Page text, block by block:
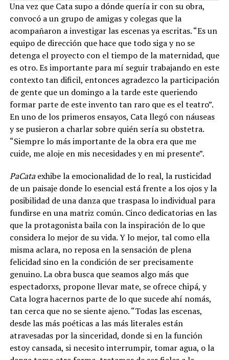
Una vez que Cata supo a dónde quería ir con su obra,
convocó a un grupo de amigas y colegas que la
acompañaron a investigar las escenas ya escritas. “Es un
equipo de dirección que hace que todo siga y no se
detenga el proyecto con el tiempo de la maternidad, que
es otro. Es importante para mí seguir trabajando en este
contexto tan dificil, entonces agradezco la participación
de gente que un domingo a la tarde este queriendo
formar parte de este invento tan raro que es el teatro”.
En uno de los primeros ensayos, Cata llegó con náuseas
y se pusieron a charlar sobre quién sería su obstetra.
“Siempre lo más importante de la obra era que me
cuide, me aloje en mis necesidades y en mi presente”.
PaCataexhibe la emocionalidad de lo real, la rusticidad
de un paisaje donde lo esencial está frente a los ojos y la
posibilidad de una danza que traspasa lo individual para
fundirse en una matriz común. Cinco dedicatorias en las
que la protagonista baila con la inspiración de lo que
considera lo mejor de su vida. Y lo mejor, tal como ella
misma aclara, no reposa en la sensación de plena
felicidad sino en la condición de ser precisamente
genuino. La obra busca que seamos algo más que
espectadorxs, propone llevar mate, se ofrece chipá, y
Cata logra hacernos parte de lo que sucede ahí nomás,
tan cerca que no se siente ajeno. “Todas las escenas,
desde las más poéticas a las más literales están
atravesadas por la sinceridad, donde si en la función
estoy cansada, si necesito interrumpir, tomar agua, o la